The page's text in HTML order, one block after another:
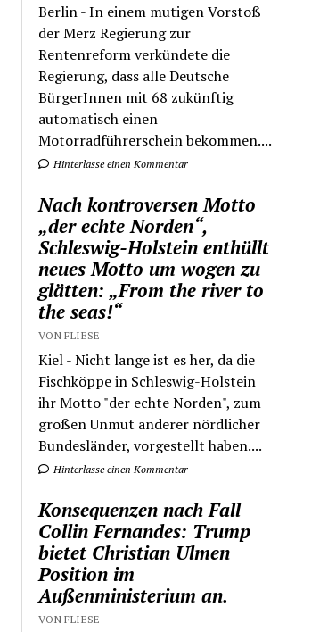
Berlin - In einem mutigen Vorstoß
der Merz Regierung zur
Rentenreform verkündete die
Regierung, dass alle Deutsche
BürgerInnen mit 68 zukünftig
automatisch einen
Motorradführerschein bekommen....
Hinterlasse einen Kommentar
Nach kontroversen Motto
„der echte Norden“,
Schleswig-Holstein enthüllt
neues Motto um wogen zu
glätten: „From the river to
the seas!“
VON FLIESE
Kiel - Nicht lange ist es her, da die
Fischköppe in Schleswig-Holstein
ihr Motto "der echte Norden", zum
großen Unmut anderer nördlicher
Bundesländer, vorgestellt haben....
Hinterlasse einen Kommentar
Konsequenzen nach Fall
Collin Fernandes: Trump
bietet Christian Ulmen
Position im
Außenministerium an.
VON FLIESE